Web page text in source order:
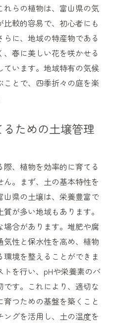
れらの植物は、富山県の気
較的容易で、初心者にも
に、地域の特産物である
春に美しい花を咲かせる
います。地域特有の気候
ことで、四季折々の庭を楽
ための土壌管理
、植物を効率的に育てる
。まず、土の基本特性を
県の土壌は、栄養豊富で
が多い地域もあります。
場合があります。堆肥や腐
性と保水性を高め、植物
境を整えることができま
を行い、pHや栄養素のバ
す。これにより、適切な
つための基盤を築くこと
グを活用し、土の温度を